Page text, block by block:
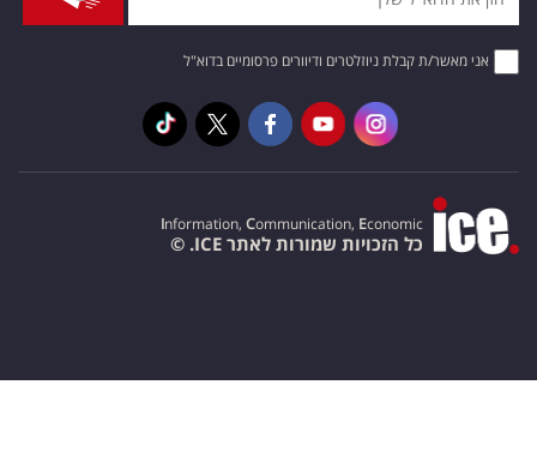
אני מאשר/ת קבלת ניוזלטרים ודיוורים פרסומיים בדוא"ל
Information, Communication, Economic
כל הזכויות שמורות לאתר ICE. ©